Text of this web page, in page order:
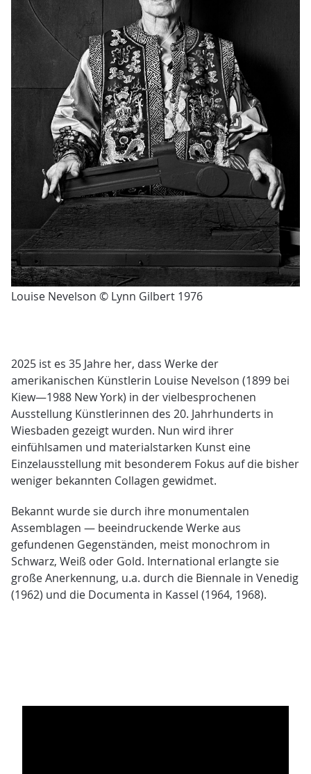
Louise Nevelson © Lynn Gilbert 1976
2025 ist es 35 Jahre her, dass Werke der
amerikanischen Künstlerin Louise Nevelson (1899 bei
Kiew—1988 New York) in der vielbesprochenen
Ausstellung Künstlerinnen des 20. Jahrhunderts in
Wiesbaden gezeigt wurden. Nun wird ihrer
einfühlsamen und materialstarken Kunst eine
Einzelausstellung mit besonderem Fokus auf die bisher
weniger bekannten Collagen gewidmet.
Bekannt wurde sie durch ihre monumentalen
Assemblagen — beeindruckende Werke aus
gefundenen Gegenständen, meist monochrom in
Schwarz, Weiß oder Gold. International erlangte sie
große Anerkennung, u.a. durch die Biennale in Venedig
(1962) und die Documenta in Kassel (1964, 1968).